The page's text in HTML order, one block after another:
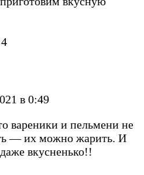
в 0:49
вареники и пельмени не
— их можно жарить. И
вкусненько!!